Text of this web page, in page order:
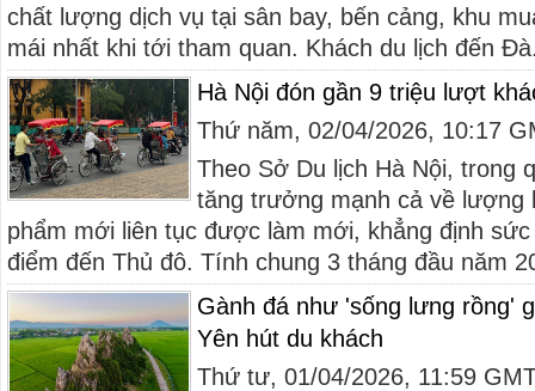
chất lượng dịch vụ tại sân bay, bến cảng, khu
mái nhất khi tới tham quan. Khách du lịch đến
Hà Nội đón gần 9 triệu lượt
Thứ năm, 02/04/2026, 10:17
Theo Sở Du lịch Hà Nội, trong
tăng trưởng mạnh cả về lượng
phẩm mới liên tục được làm mới, khẳng định
điểm đến Thủ đô. Tính chung 3 tháng đầu năm
Gành đá như 'sống lưng rồng'
Yên hút du khách
Thứ tư, 01/04/2026, 11:59